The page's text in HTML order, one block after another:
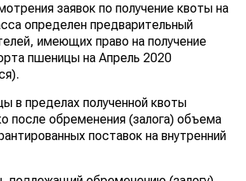
заявок по получение квоты на
определен предварительный
имеющих право на получение
пшеницы на Апрель 2020
в пределах полученной квоты
после обременения (залога) объема
поставок на внутренний